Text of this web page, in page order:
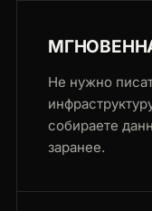
Не нужно
собираете
заранее.